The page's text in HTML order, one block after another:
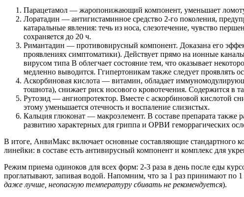
Парацетамол — жаропонижающий компонент, уменьшает
Лоратадин — антигистаминное средство 2-го поколения,
катаральные явления: течь из носа, слезотечение, чувство
сохраняется до 20 ч.
Римантадин — противовирусный компонент. Доказана его
проявлениях симптоматики). Действует прямо на ионные
вирусом типа B облегчает состояние тем, что оказывает
медленно выводится. Ггипертоникам также следует проявлять
Аскорбиновая кислота — витамин, обладает
тошнота), снижает риск носового кровотечения. Содержится в
Рутозид — ангиопротектор. Вместе с аскорбиновой кислотой
этому уменьшается отечность и воспаление слизистых.
Кальция глюконат — макроэлемент. В составе препарата также
развитию характерных для гриппа и ОРВИ геморрагических
В итоге, АнвиМакс включает основные составляющие стандартного
линейки: в составе есть антивирусный компонент и комплекс для
Режим приема одиноков для всех форм: 2-3 раза в день после еды
проглатывают, запивая водой. Напомним, что за 1 раз принимают по
даже лучше, неопасную температуру сбивать не рекомендуется).